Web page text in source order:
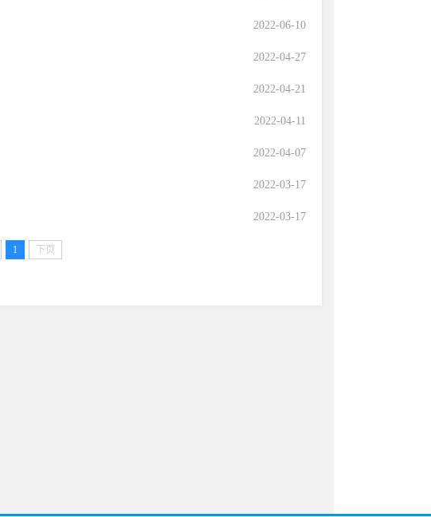
2022-06-10
2022-04-27
2022-04-21
2022-04-11
2022-04-07
2022-03-17
2022-03-17
1 下页